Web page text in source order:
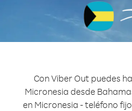
Con Viber Out puedes
Micronesia desde
en Micronesia - teléfono